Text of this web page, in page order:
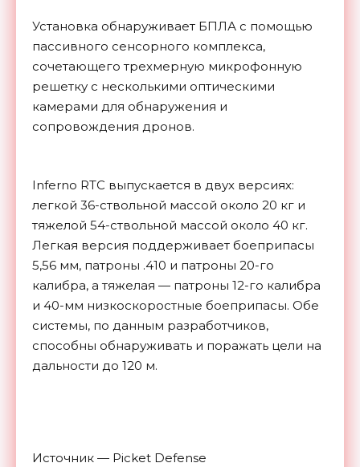
Установка обнаруживает БПЛА с помощью
пассивного сенсорного комплекса,
сочетающего трехмерную микрофонную
решетку с несколькими оптическими
камерами для обнаружения и
сопровождения дронов.
Inferno RTC выпускается в двух версиях:
легкой 36-ствольной массой около 20 кг и
тяжелой 54-ствольной массой около 40 кг.
Легкая версия поддерживает боеприпасы
5,56 мм, патроны .410 и патроны 20-го
калибра, а тяжелая — патроны 12-го калибра
и 40-мм низкоскоростные боеприпасы. Обе
системы, по данным разработчиков,
способны обнаруживать и поражать цели на
дальности до 120 м.
Источник — Picket Defense